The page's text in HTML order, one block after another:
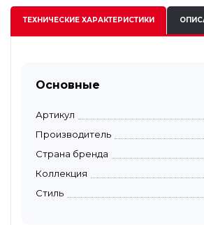
ТЕХНИЧЕСКИЕХАРАКТЕРИСТИКИ
Основные
Артикул
Производитель
Страна бренда
Коллекция
Стиль